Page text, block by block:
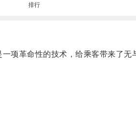
排行
项革命性的技术，给乘客带来了无